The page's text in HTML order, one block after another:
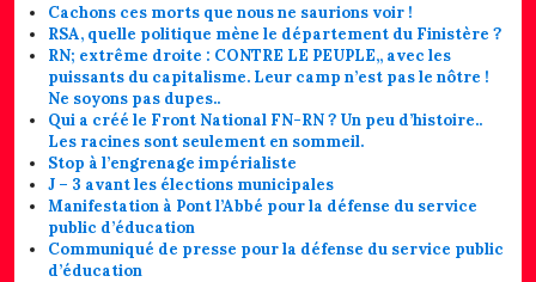
Cachons ces morts que nous ne saurions voir !
RSA, quelle politique mène le département du Finistère ?
RN; extrême droite : CONTRE LE PEUPLE,, avec les
puissants du capitalisme. Leur camp n’est pas le nôtre !
Ne soyons pas dupes..
Qui a créé le Front National FN-RN ? Un peu d’histoire..
Les racines sont seulement en sommeil.
Stop à l’engrenage impérialiste
J – 3 avant les élections municipales
Manifestation à Pont l’Abbé pour la défense du service
public d’éducation
Communiqué de presse pour la défense du service public
d’éducation